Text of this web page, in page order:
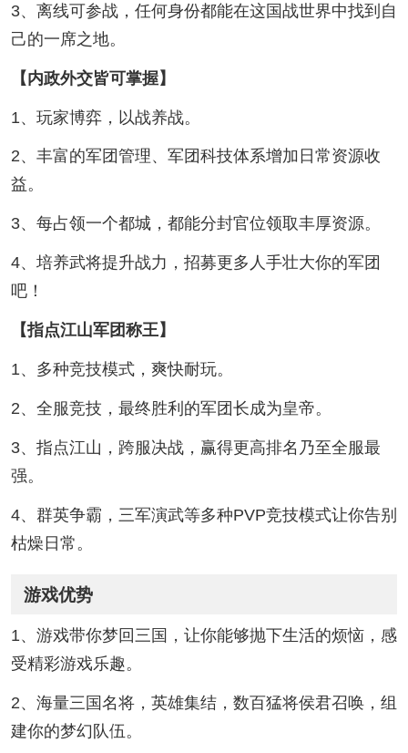
3、离线可参战，任何身份都能在这国战世界中找到自
己的一席之地。
【内政外交皆可掌握】
1、玩家博弈，以战养战。
2、丰富的军团管理、军团科技体系增加日常资源收
益。
3、每占领一个都城，都能分封官位领取丰厚资源。
4、培养武将提升战力，招募更多人手壮大你的军团
吧！
【指点江山军团称王】
1、多种竞技模式，爽快耐玩。
2、全服竞技，最终胜利的军团长成为皇帝。
3、指点江山，跨服决战，赢得更高排名乃至全服最
强。
4、群英争霸，三军演武等多种PVP竞技模式让你告别
枯燥日常。
游戏优势
1、游戏带你梦回三国，让你能够抛下生活的烦恼，感
受精彩游戏乐趣。
2、海量三国名将，英雄集结，数百猛将侯君召唤，组
建你的梦幻队伍。